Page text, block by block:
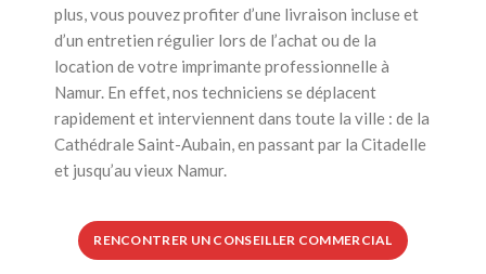
plus, vous pouvez profiter d’une livraison incluse et
d’un entretien régulier lors de l’achat ou de la
location de votre imprimante professionnelle à
Namur. En effet, nos techniciens se déplacent
rapidement et interviennent dans toute la ville : de la
Cathédrale Saint-Aubain, en passant par la Citadelle
et jusqu’au vieux Namur.
RENCONTRER UN CONSEILLER COMMERCIAL